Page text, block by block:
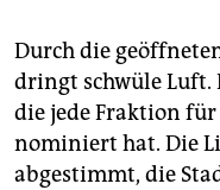
Durch die
dringt schwüle Luft.
die jede Fraktion für
nominiert hat. Die
abgestimmt, die